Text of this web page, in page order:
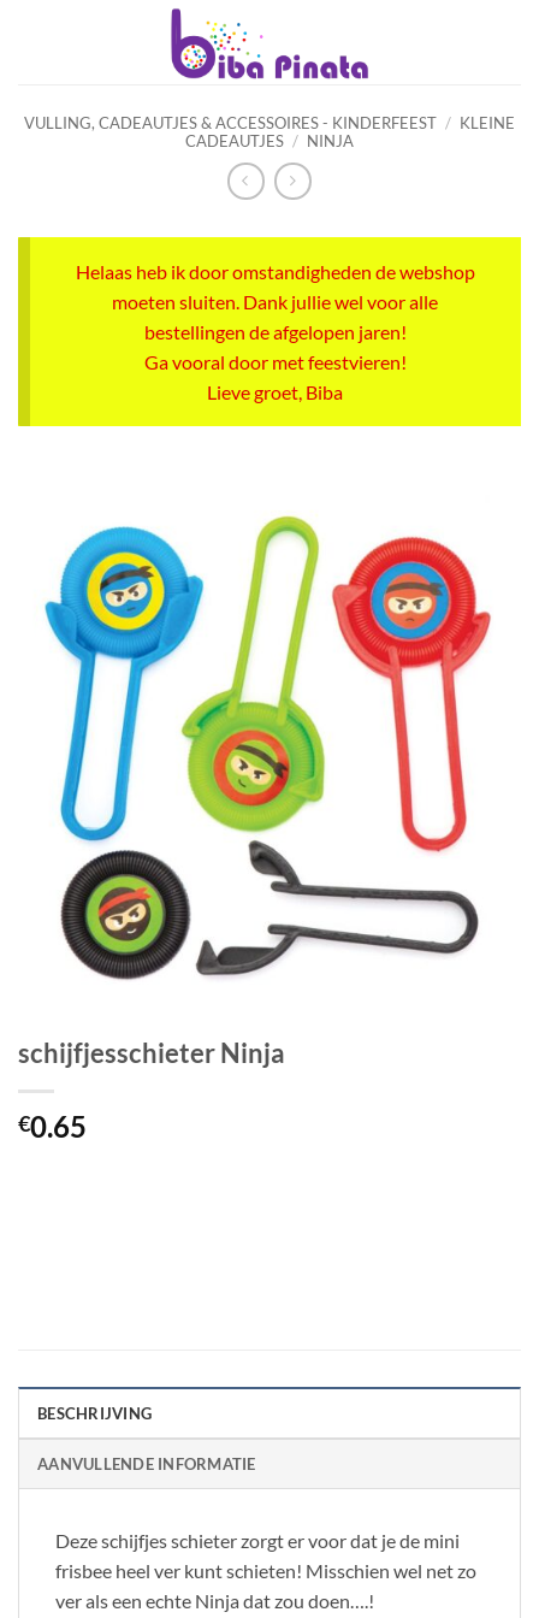
VULLING, CADEAUTJES & ACCESSOIRES - KINDERFEEST / KLEINE
CADEAUTJES / NINJA
Helaas heb ik door omstandigheden de webshop
moeten sluiten. Dank jullie wel voor alle
bestellingen de afgelopen jaren!
Ga vooral door met feestvieren!
Lieve groet, Biba
schijfjesschieter Ninja
€0.65
BESCHRIJVING
AANVULLENDE INFORMATIE
Deze schijfjes schieter zorgt er voor dat je de mini
frisbee heel ver kunt schieten! Misschien wel net zo
ver als een echte Ninja dat zou doen….!